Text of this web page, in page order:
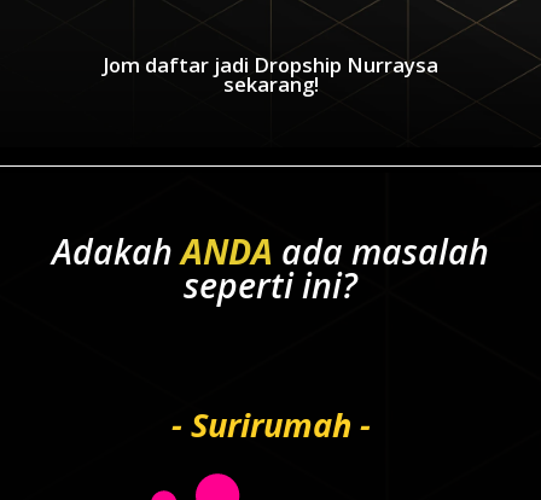
Jom daftar jadi Dropship Nurraysa
sekarang!
AdakahANDA ada masalah
seperti ini?
- Surirumah -